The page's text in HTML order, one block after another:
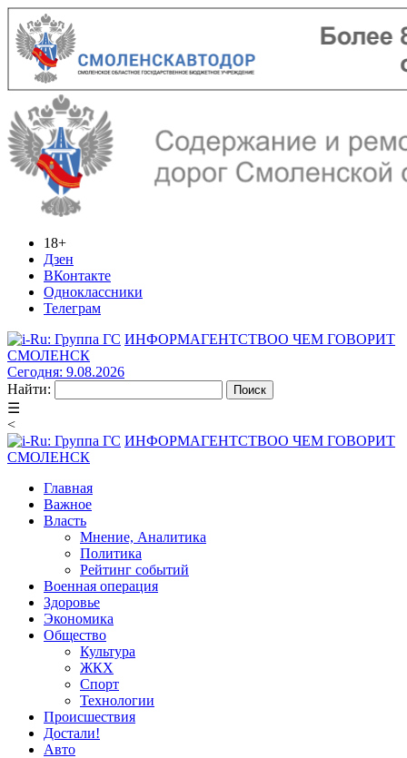
18+
Дзен
ВКонтакте
Одноклассники
Телеграм
ИНФОРМАГЕНТСТВОО ЧЕМ ГОВОРИТ
СМОЛЕНСК
Сегодня: 9.08.2026
Найти:
☰
<
ИНФОРМАГЕНТСТВОО ЧЕМ ГОВОРИТ
СМОЛЕНСК
Главная
Важное
Власть
Мнение, Аналитика
Политика
Рейтинг событий
Военная операция
Здоровье
Экономика
Общество
Культура
ЖКХ
Спорт
Технологии
Происшествия
Достали!
Авто